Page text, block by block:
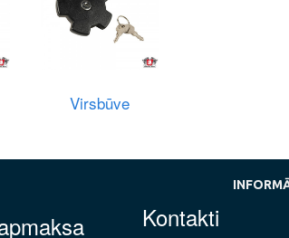
Virsbūve
Kontakti